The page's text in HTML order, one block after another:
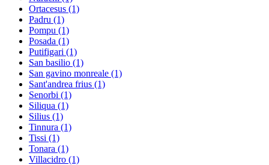
Ortacesus (1)
Padru (1)
Pompu (1)
Posada (1)
Putifigari (1)
San basilio (1)
San gavino monreale (1)
Sant'andrea frius (1)
Senorbi (1)
Siliqua (1)
Silius (1)
Tinnura (1)
Tissi (1)
Tonara (1)
Villacidro (1)